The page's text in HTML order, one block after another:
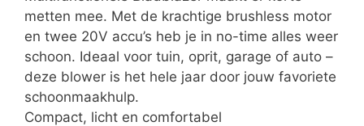
metten mee. Met de krachtige brushless motor
en twee 20V accu’s heb je in no-time alles weer
schoon. Ideaal voor tuin, oprit, garage of auto –
deze blower is het hele jaar door jouw favoriete
schoonmaakhulp.
Compact, licht en comfortabel